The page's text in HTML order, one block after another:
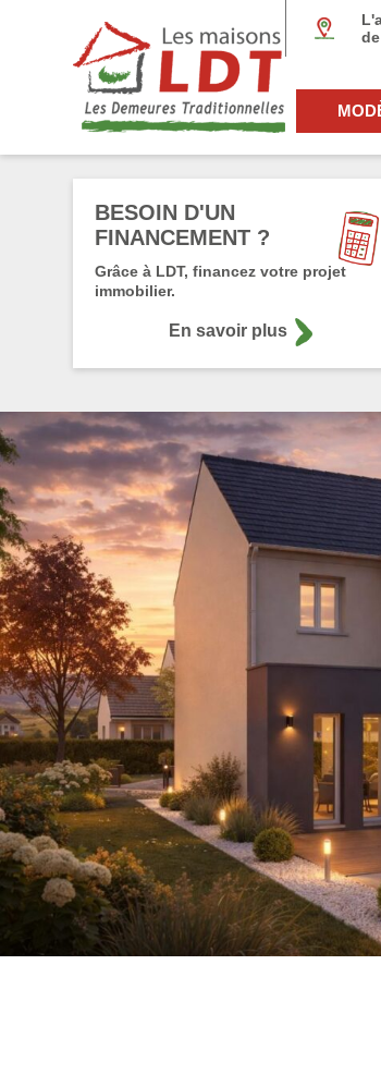
BESOIN D'UN
FINANCEMENT ?
Grâce à LDT, financez votre projet
immobilier.
En savoir plus